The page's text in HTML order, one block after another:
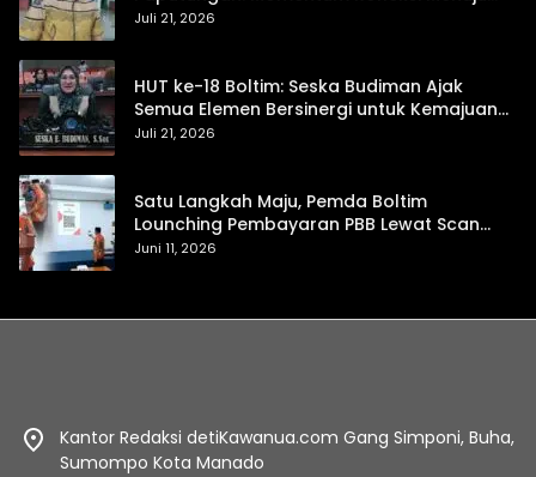
Daerah Mandiri dan Berdaya Saing
Juli 21, 2026
HUT ke-18 Boltim: Seska Budiman Ajak
Semua Elemen Bersinergi untuk Kemajuan
Daerah
Juli 21, 2026
Satu Langkah Maju, Pemda Boltim
Lounching Pembayaran PBB Lewat Scan
Qris
Juni 11, 2026
Kantor Redaksi detiKawanua.com Gang Simponi, Buha,
Sumompo Kota Manado